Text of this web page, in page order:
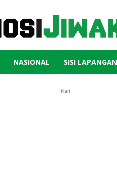
Emosi
NASIONAL SISI LAPANGAN
Iklan